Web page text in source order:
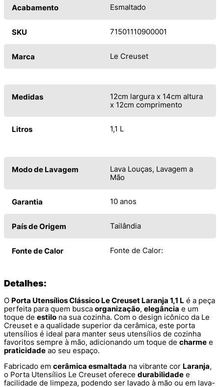
Acabamento Esmaltado
SKU 71501110900001
Marca Le Creuset
Medidas
12cm largura x 14cm altura
x 12cm comprimento
Litros 1,1 L
Modo de Lavagem
Lava Louças, Lavagem a
Mão
Garantia 10 anos
País de Origem Tailândia
Fonte de Calor Fonte de Calor:
Detalhes:
O Porta Utensílios Clássico Le Creuset Laranja 1,1 L é a peça
perfeita para quem busca organização, elegância e um
toque de estilo na sua cozinha. Com o design icônico da Le
Creuset e a qualidade superior da cerâmica, este porta
utensílios é ideal para manter seus utensílios de cozinha
favoritos sempre à mão, adicionando um toque de charme e
praticidade ao seu espaço.
Fabricado em cerâmica esmaltada na vibrante cor Laranja,
o Porta Utensílios Le Creuset oferece durabilidade e
facilidade de limpeza, podendo ser lavado à mão ou em lava-